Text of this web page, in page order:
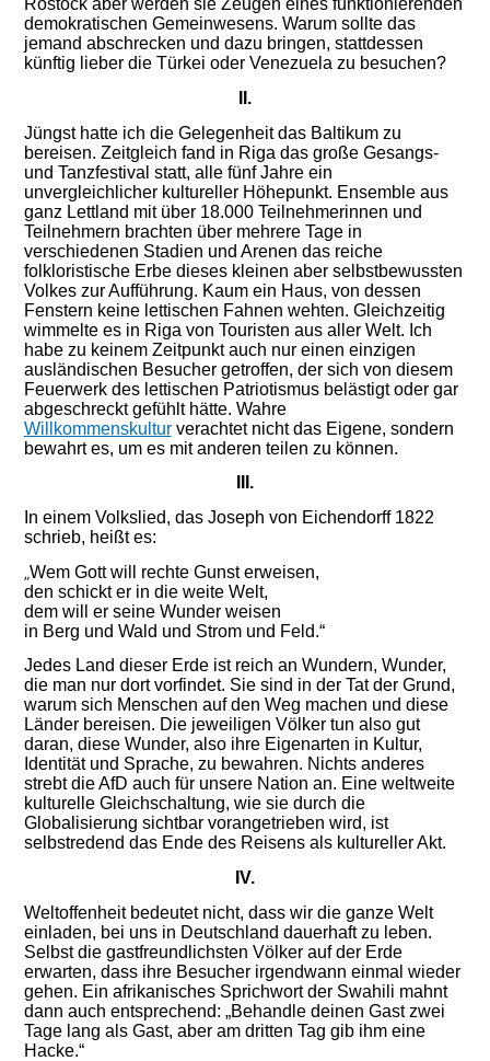
Rostock aber werden sie Zeugen eines funktionierenden
demokratischen Gemeinwesens. Warum sollte das
jemand abschrecken und dazu bringen, stattdessen
künftig lieber die Türkei oder Venezuela zu besuchen?
II.
Jüngst hatte ich die Gelegenheit das Baltikum zu
bereisen. Zeitgleich fand in Riga das große Gesangs-
und Tanzfestival statt, alle fünf Jahre ein
unvergleichlicher kultureller Höhepunkt. Ensemble aus
ganz Lettland mit über 18.000 Teilnehmerinnen und
Teilnehmern brachten über mehrere Tage in
verschiedenen Stadien und Arenen das reiche
folkloristische Erbe dieses kleinen aber selbstbewussten
Volkes zur Aufführung. Kaum ein Haus, von dessen
Fenstern keine lettischen Fahnen wehten. Gleichzeitig
wimmelte es in Riga von Touristen aus aller Welt. Ich
habe zu keinem Zeitpunkt auch nur einen einzigen
ausländischen Besucher getroffen, der sich von diesem
Feuerwerk des lettischen Patriotismus belästigt oder gar
abgeschreckt gefühlt hätte. Wahre
Willkommenskulturverachtet nicht das Eigene, sondern
bewahrt es, um es mit anderen teilen zu können.
III.
In einem Volkslied, das Joseph von Eichendorff 1822
schrieb, heißt es:
„Wem Gott will rechte Gunst erweisen,
den schickt er in die weite Welt,
dem will er seine Wunder weisen
in Berg und Wald und Strom und Feld.“
Jedes Land dieser Erde ist reich an Wundern, Wunder,
die man nur dort vorfindet. Sie sind in der Tat der Grund,
warum sich Menschen auf den Weg machen und diese
Länder bereisen. Die jeweiligen Völker tun also gut
daran, diese Wunder, also ihre Eigenarten in Kultur,
Identität und Sprache, zu bewahren. Nichts anderes
strebt die AfD auch für unsere Nation an. Eine weltweite
kulturelle Gleichschaltung, wie sie durch die
Globalisierung sichtbar vorangetrieben wird, ist
selbstredend das Ende des Reisens als kultureller Akt.
IV.
Weltoffenheit bedeutet nicht, dass wir die ganze Welt
einladen, bei uns in Deutschland dauerhaft zu leben.
Selbst die gastfreundlichsten Völker auf der Erde
erwarten, dass ihre Besucher irgendwann einmal wieder
gehen. Ein afrikanisches Sprichwort der Swahili mahnt
dann auch entsprechend: „Behandle deinen Gast zwei
Tage lang als Gast, aber am dritten Tag gib ihm eine
Hacke.“